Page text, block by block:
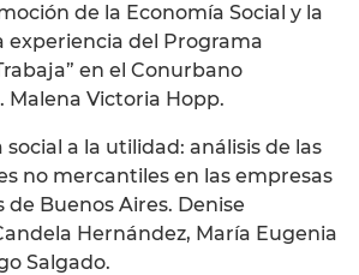
de la Economía Social y la
experiencia del Programa
en el Conurbano
Malena Victoria Hopp.
social a la utilidad: análisis de las
no mercantiles en las empresas
de Buenos Aires. Denise
Hernández, María Eugenia
Salgado.